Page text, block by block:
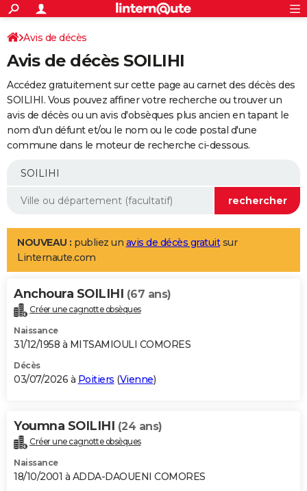
ACTUALITÉS
Politique
Société
Faits Divers
Education
Monde
Villes
+
SPORT
Coupe du monde 2026
Football
Tennis
Cyclisme
Rugby
Forum
Programme TV
TNT
Streaming
Cinéma
Sorties cinéma
Musique
+
FINANCE
Retraite
Epargne
Immobilier
Risques naturels par ville
Banque
Assurance
AUTO
Essais
Réserver un essai
Citadines
Berlines
SUV
Forum auto
+
Mobiles
Meilleur smartphone
Internet
Ordinateurs
Jeux vidéo
Guide high-tech
Aménagement intérieur
LIFESTYLE
Art de vivre
Bien-être
Loisirs
Mode
Modes de vie
Alimentation
Guide de la santé
Maladies
Médicaments
Sommeil
VOYAGE
Destinations
City break
Voyage nature
Voyage de noces
Forum
Climat
+PHOTO
GUIDES D'ACHAT
BONS PLANS
Carte de Noël
Carte Bonne année
Carte Saint-Valentin
Carte Pâques
Carte d'anniversaire
DICTIONNAIRE
Dictionnaire
Biographies
Citations
Expressions
Proverbes
PROGRAMME TV
Avis de décès
Avis de décès SOILIHI
Accédez gratuitement sur cette page au carnet des décès des
SOILIHI. Vous pouvez affiner votre recherche ou trouver un
avis de décès ou un avis d'obsèques plus ancien en tapant le
nom d'un défunt et/ou le nom ou le code postal d'une
commune dans le moteur de recherche ci-dessous.
NOUVEAU : publiez un avis de décès gratuitsur
Linternaute.com
Anchoura SOILIHI (67 ans)
Créer une cagnotte obsèques
Naissance
31/12/1958 à MITSAMIOULI COMORES
Décès
03/07/2026 à Poitiers (Vienne)
Youmna SOILIHI (24 ans)
Créer une cagnotte obsèques
Naissance
18/10/2001 à ADDA-DAOUENI COMORES